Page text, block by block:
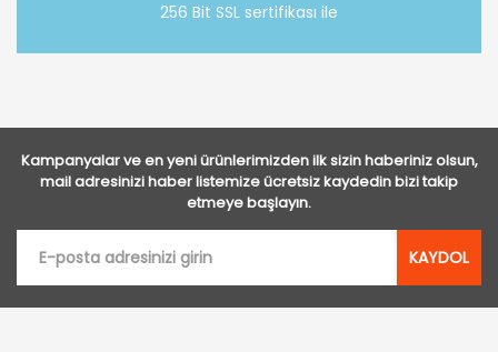
256 Bit SSL sertifikası ile
Kampanyalar ve en yeni ürünlerimizden ilk sizin haberiniz olsun,
mail adresinizi haber listemize ücretsiz kaydedin bizi takip
etmeye başlayın.
KAYDOL